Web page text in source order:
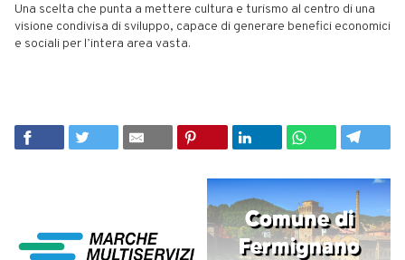
Una scelta che punta a mettere cultura e turismo al centro di una
visione condivisa di sviluppo, capace di generare benefici economici
e sociali per l’intera area vasta.